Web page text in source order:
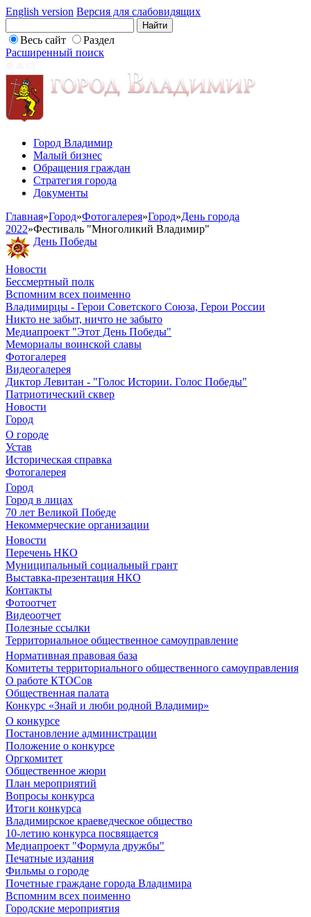
English version Версия для слабовидящих
Весь сайт
Раздел
Расширенный поиск
Город Владимир
Малый бизнес
Обращения граждан
Стратегия города
Документы
Главная»Город»Фотогалерея»Город»День города
2022»Фестиваль "Многоликий Владимир"
День Победы
Новости
Бессмертный полк
Вспомним всех поименно
Владимирцы - Герои Советского Союза, Герои России
Никто не забыт, ничто не забыто
Медиапроект "Этот День Победы"
Мемориалы воинской славы
Фотогалерея
Видеогалерея
Диктор Левитан - "Голос Истории. Голос Победы"
Патриотический сквер
Новости
Город
О городе
Устав
Историческая справка
Фотогалерея
Город
Город в лицах
70 лет Великой Победе
Некоммерческие организации
Новости
Перечень НКО
Муниципальный социальный грант
Выставка-презентация НКО
Контакты
Фотоотчет
Видеоотчет
Полезные ссылки
Территориальное общественное самоуправление
Нормативная правовая база
Комитеты территориального общественного самоуправления
О работе КТОСов
Общественная палата
Конкурс «Знай и люби родной Владимир»
О конкурсе
Постановление администрации
Положение о конкурсе
Оргкомитет
Общественное жюри
План мероприятий
Вопросы конкурса
Итоги конкурса
Владимирское краеведческое общество
10-летию конкурса посвящается
Медиапроект "Формула дружбы"
Печатные издания
Фильмы о городе
Почетные граждане города Владимира
Вспомним всех поименно
Городские мероприятия